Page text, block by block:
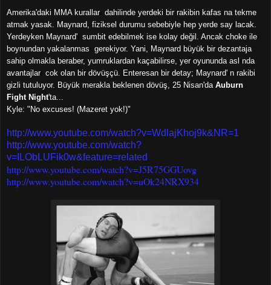
Amerika'daki MMA kurallar dahilinde yerdeki bir rakibin kafas na tekme
atmak yasak. Maynard, fiziksel durumu sebebiyle hep yerde say lacak.
Yerdeyken Maynard' sumbit edebilmek ise kolay değil. Ancak choke ile
boynundan yakalanmas gerekiyor. Yani, Maynard büyük bir dezantaja
sahip olmakla beraber, yumruklardan kaçabilirse, yer oyununda asl nda
avantajlar cok olan bir dövüşçü. Enteresan bir detay; Maynard' n rakibi
gizli tutuluyor. Büyük merakla beklenen dövüş, 25 Nisan'da Auburn
Fight Night'ta...
Kyle: "No excuses! (Mazeret yok!)"
http://www.youtube.com/watch?v=WdlajKhoj9k&NR=1
http://www.youtube.com/watch?
v=ILObLUFik0w&feature=related
http://www.youtube.com/watch?v=J5R75GGUovg
http://www.youtube.com/watch?v=uOk24NRX934